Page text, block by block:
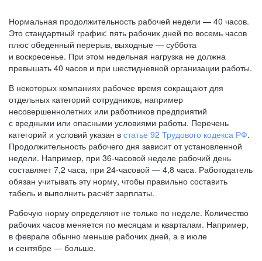
Нормальная продолжительность рабочей недели — 40 часов.
Это стандартный график: пять рабочих дней по восемь часов
плюс обеденный перерыв, выходные — суббота
и воскресенье. При этом недельная нагрузка не должна
превышать 40 часов и при шестидневной организации работы.
В некоторых компаниях рабочее время сокращают для
отдельных категорий сотрудников, например
несовершеннолетних или работников предприятий
с вредными или опасными условиями работы. Перечень
категорий и условий указан в статье 92 Трудового кодекса РФ.
Продолжительность рабочего дня зависит от установленной
недели. Например, при 36-часовой неделе рабочий день
составляет 7,2 часа, при 24-часовой — 4,8 часа. Работодатель
обязан учитывать эту норму, чтобы правильно составить
табель и выполнить расчёт зарплаты.
Рабочую норму определяют не только по неделе. Количество
рабочих часов меняется по месяцам и кварталам. Например,
в феврале обычно меньше рабочих дней, а в июле
и сентябре — больше.